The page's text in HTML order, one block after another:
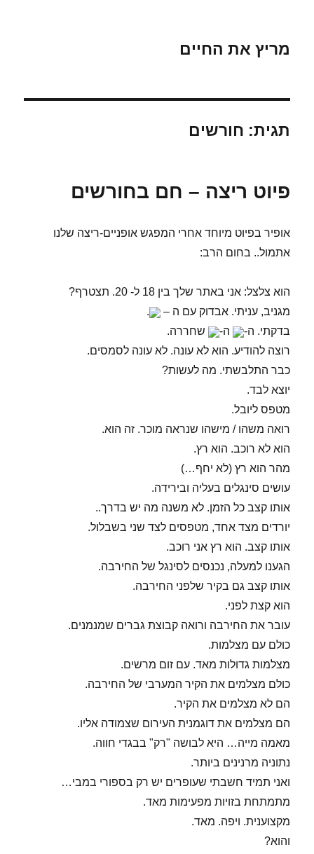
מריץ את החיים
תגית: חורשים
פיוט ריצה – חם בחורשים
אופיר בפיוט מיוחד אחרי המפגש אופניים-ריצה שלנו
אתמול.. בחום הרב:
הוא צלצל: אני באתר שלך בין 18 ל- 20. תצטרף?
מגניב, עניתי. אבדוק עם ה –
.
בדקתי. ה-
ה-
שחררה.
רוצה להודיע. הוא לא עונה. לא עונה לסמסים.
כבר התלבשתי. מה לעשות?
יוצא לבד.
מטפס ליובל.
רואה משהו / מישהו שנראה מוכר. זה הוא.
הוא לא רוכב. הוא רץ.
מהר הוא רץ (לא יחף…)
עושים סינגלים בעליה ובירידה.
אותו קצב כל הזמן. לא משנה מה יש בדרך..
יורדים מצד אחד, מטפסים לצד שני בשבלול.
אותו קצב. הוא רץ אני רוכב.
הגענו למעלה, נכנסים לסינגל של החירבה.
אותו קצב גם בקיר שלפני החירבה.
הוא קצת לפני.
עובר את החירבה ורואה קבוצת גברים שמנמנים.
כולם עם מצלמות.
מצלמות גדולות מאד. עם זום מרשים.
כולם מצלמים את הקיר המערבי של החירבה.
הם לא מצלמים את הקיר.
הם מצלמים את דוגמנית העירום שצמודה אליו.
מאמה מייה… היא לבושה "רק" בבגדי חווה.
נתוניה מרנינים ביותר.
ואני תמיד חשבתי שעופרים יש רק בספורי במבי…
מתמתחת בזויות מפעימות מאד.
מקצוענית. ויפה. מאד.
והוא?